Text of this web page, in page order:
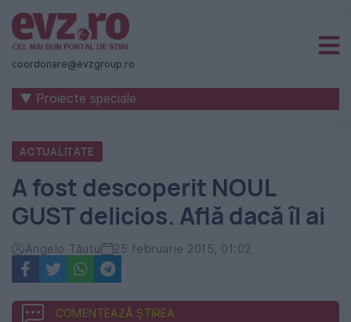
Știri
naționale
internaționale
România
-
Evenimentul
Zilei
coordonare@evzgroup.ro
▼ Proiecte speciale
ACTUALITATE
A fost descoperit NOUL
GUST delicios. Află dacă îl ai
Angelo Tăutu 25 februarie 2015, 01:02
COMENTEAZĂ ȘTIREA